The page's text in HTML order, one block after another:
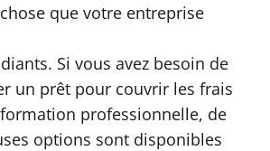
que votre entreprise
Si vous avez besoin de
un prêt pour couvrir les frais
professionnelle, de
options sont disponibles